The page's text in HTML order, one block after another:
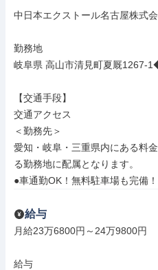
中日本エクストール名古屋株式
勤務地
岐阜県 高山市清見町夏厩1267-
【交通手段】
交通アクセス
＜勤務先＞
愛知・岐阜・三重県内にある料
る勤務地に配属となります。
●車通勤OK！無料駐車場も完備！
給与
月給23万6800円～24万9800円
給与